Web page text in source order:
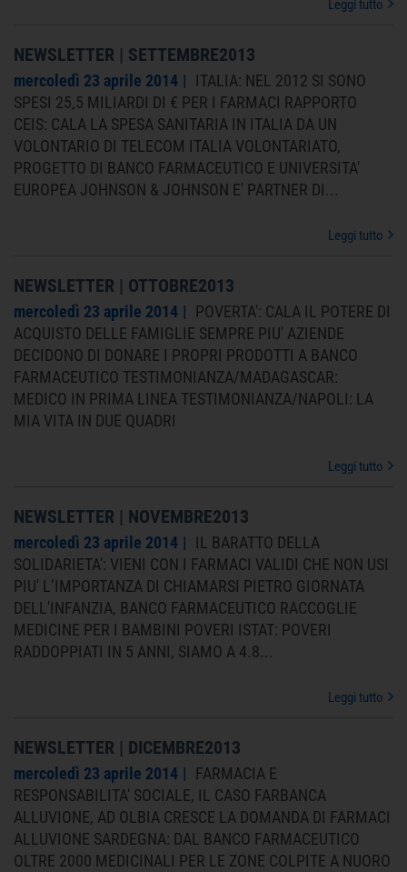
Leggi tutto
NEWSLETTER | SETTEMBRE2013
mercoledì 23 aprile 2014
ITALIA: NEL 2012 SI SONO
SPESI 25,5 MILIARDI DI € PER I FARMACI RAPPORTO
CEIS: CALA LA SPESA SANITARIA IN ITALIA DA UN
VOLONTARIO DI TELECOM ITALIA VOLONTARIATO,
PROGETTO DI BANCO FARMACEUTICO E UNIVERSITA'
EUROPEA JOHNSON & JOHNSON E' PARTNER DI...
Leggi tutto
NEWSLETTER | OTTOBRE2013
mercoledì 23 aprile 2014
POVERTA': CALA IL POTERE DI
ACQUISTO DELLE FAMIGLIE SEMPRE PIU' AZIENDE
DECIDONO DI DONARE I PROPRI PRODOTTI A BANCO
FARMACEUTICO TESTIMONIANZA/MADAGASCAR:
MEDICO IN PRIMA LINEA TESTIMONIANZA/NAPOLI: LA
MIA VITA IN DUE QUADRI
Leggi tutto
NEWSLETTER | NOVEMBRE2013
mercoledì 23 aprile 2014
IL BARATTO DELLA
SOLIDARIETA': VIENI CON I FARMACI VALIDI CHE NON USI
PIU' L’IMPORTANZA DI CHIAMARSI PIETRO GIORNATA
DELL'INFANZIA, BANCO FARMACEUTICO RACCOGLIE
MEDICINE PER I BAMBINI POVERI ISTAT: POVERI
RADDOPPIATI IN 5 ANNI, SIAMO A 4.8...
Leggi tutto
NEWSLETTER | DICEMBRE2013
mercoledì 23 aprile 2014
FARMACIA E
RESPONSABILITA' SOCIALE, IL CASO FARBANCA
ALLUVIONE, AD OLBIA CRESCE LA DOMANDA DI FARMACI
ALLUVIONE SARDEGNA: DAL BANCO FARMACEUTICO
OLTRE 2000 MEDICINALI PER LE ZONE COLPITE A NUORO